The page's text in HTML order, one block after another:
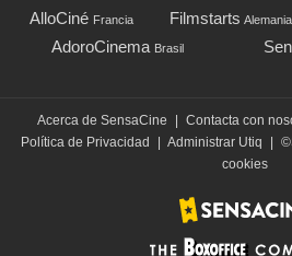
AlloCiné Francia Filmstarts Alemania
AdoroCinema Brasil
Acerca de SensaCine Contacta con
Política de Privacidad
Administrar Utiq
cookies